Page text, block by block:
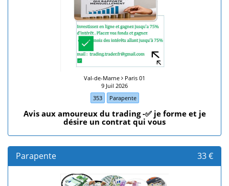
Val-de-Marne
Paris 01
9 Juil 2026
353
Parapente
Avis aux amoureux du trading -✅ je forme et je
désire un contrat qui vous
Parapente 33 €